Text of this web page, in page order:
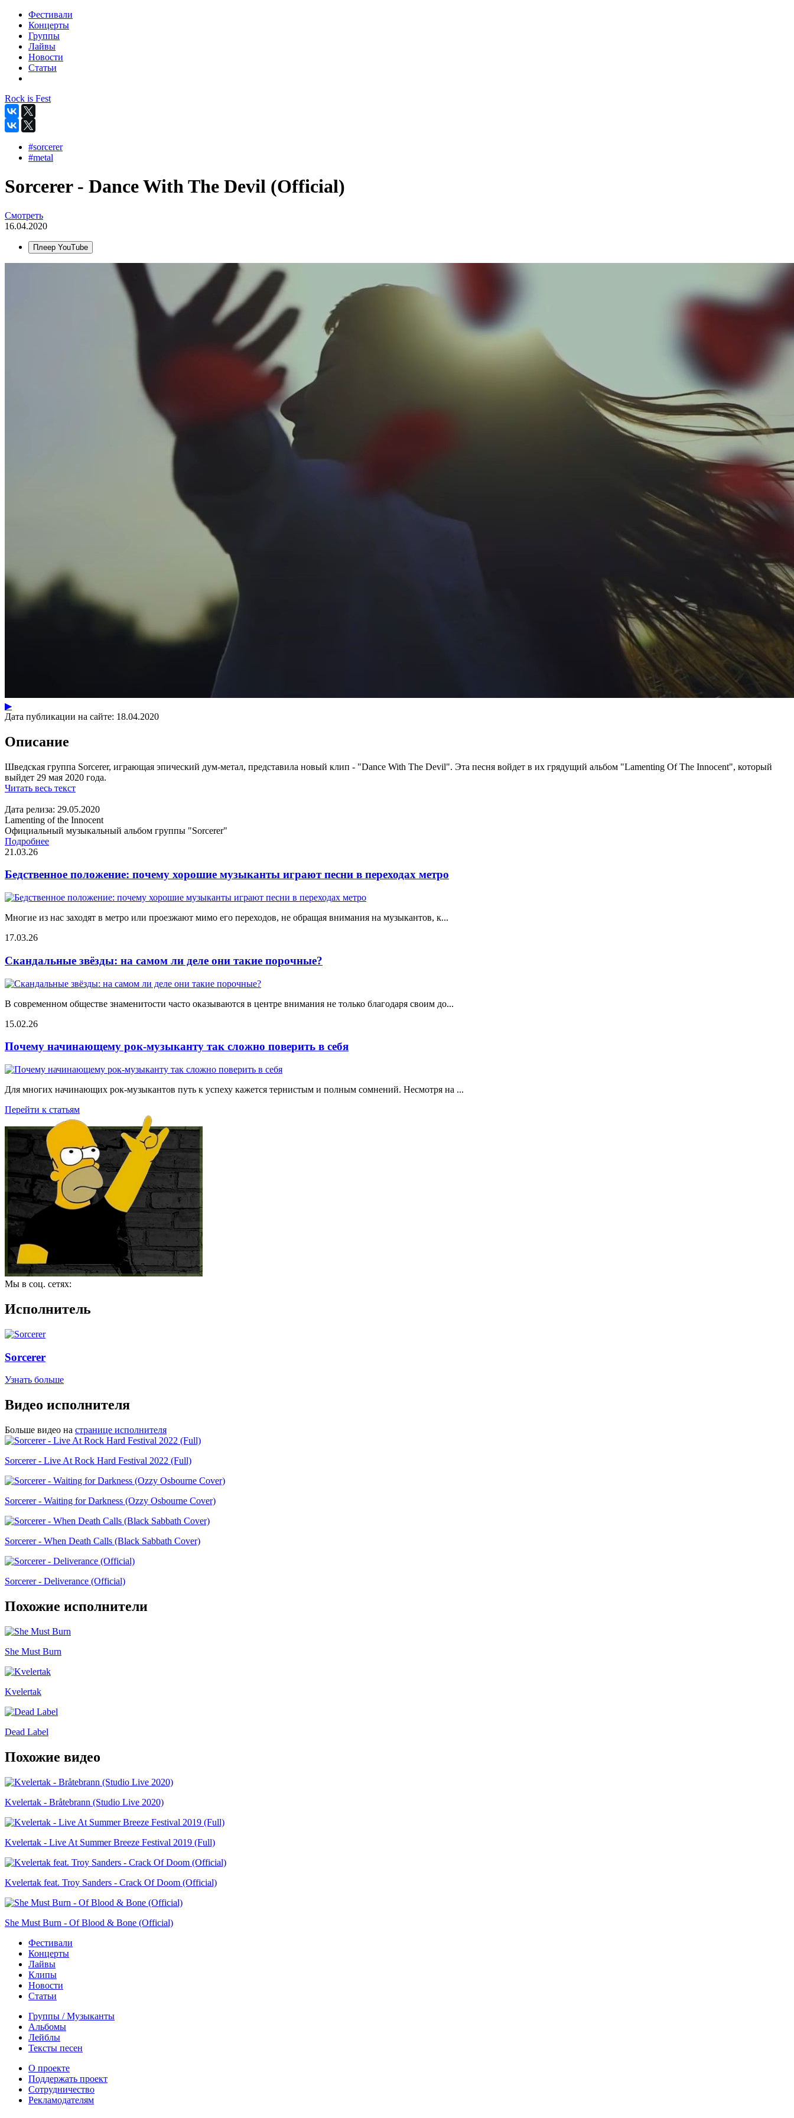
Фестивали
Концерты
Группы
Лайвы
Новости
Статьи
Rock is Fest
#sorcerer
#metal
Sorcerer - Dance With The Devil (Official)
Смотреть
16.04.2020
Плеер YouTube
▶
Дата публикации на сайте: 18.04.2020
Описание
Шведская группа Sorcerer, играющая эпический дум-метал, представила новый клип - "Dance With The Devil". Эта песня войдет в их грядущий альбом "Lamenting Of The Innocent", который
выйдет 29 мая 2020 года.
Читать весь текст
Дата релиза: 29.05.2020
Lamenting of the Innocent
Официальный музыкальный альбом группы "Sorcerer"
Подробнее
21.03.26
Бедственное положение: почему хорошие музыканты играют песни в переходах метро
Многие из нас заходят в метро или проезжают мимо его переходов, не обращая внимания на музыкантов, к...
17.03.26
Скандальные звёзды: на самом ли деле они такие порочные?
В современном обществе знаменитости часто оказываются в центре внимания не только благодаря своим до...
15.02.26
Почему начинающему рок-музыканту так сложно поверить в себя
Для многих начинающих рок-музыкантов путь к успеху кажется тернистым и полным сомнений. Несмотря на ...
Перейти к статьям
Мы в соц. сетях:
Исполнитель
Sorcerer
Узнать больше
Видео исполнителя
Больше видео на странице исполнителя
Sorcerer - Live At Rock Hard Festival 2022 (Full)
Sorcerer - Waiting for Darkness (Ozzy Osbourne Cover)
Sorcerer - When Death Calls (Black Sabbath Cover)
Sorcerer - Deliverance (Official)
Похожие исполнители
She Must Burn
Kvelertak
Dead Label
Похожие видео
Kvelertak - Bråtebrann (Studio Live 2020)
Kvelertak - Live At Summer Breeze Festival 2019 (Full)
Kvelertak feat. Troy Sanders - Crack Of Doom (Official)
She Must Burn - Of Blood & Bone (Official)
Фестивали
Концерты
Лайвы
Клипы
Новости
Статьи
Группы / Музыканты
Альбомы
Лейблы
Тексты песен
О проекте
Поддержать проект
Сотрудничество
Рекламодателям